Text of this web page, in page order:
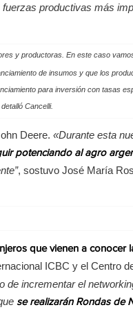
productivas más
y productoras. En este caso
de insumos y que los
para inversión con tasas
detalló Cancelli.
Deere. «Durante esta
potenciando al agro
, sostuvo José María
que vienen a conocer
ICBC y el Centro
de incrementar el
se realizarán Rondas de